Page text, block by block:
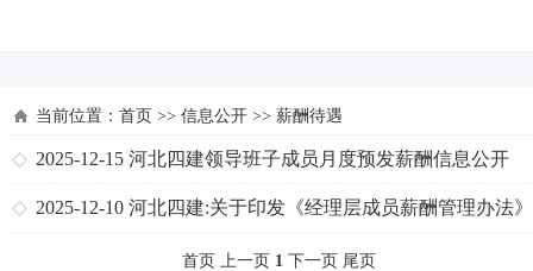
当前位置： 首页 >> 信息公开 >> 薪酬待遇
2025-12-15 河北四建领导班子成员月度预发薪酬信息公开
2025-12-10 河北四建:关于印发《经理层成员薪酬管理办法
首页 上一页 1 下一页 尾页